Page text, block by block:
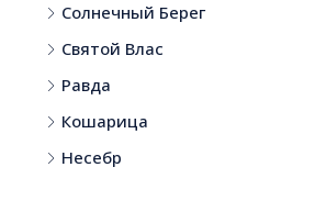
Солнечный Берег
Святой Влас
Равда
Кошарица
Несебр